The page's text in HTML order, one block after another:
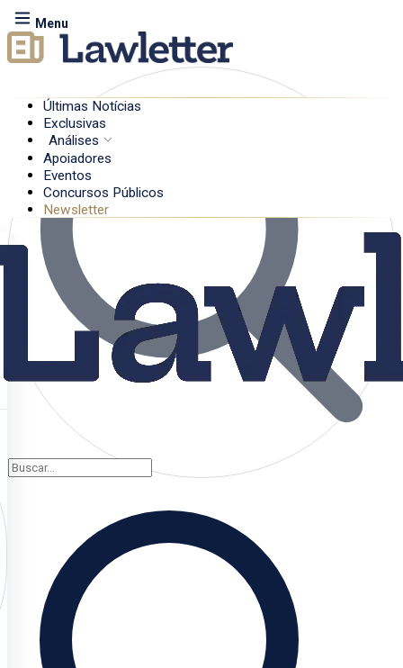
Menu
Últimas Notícias
Exclusivas
Análises
Apoiadores
Eventos
Concursos Públicos
Newsletter